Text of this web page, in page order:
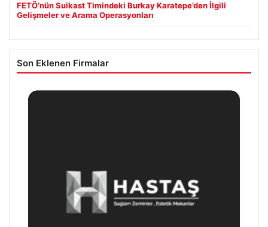
FETÖ’nün Suikast Timindeki Burkay Karatepe’den İlgili
Gelişmeler ve Arama Operasyonları
Son Eklenen Firmalar